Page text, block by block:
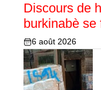
Discours de
burkinabè se
6 août 2026